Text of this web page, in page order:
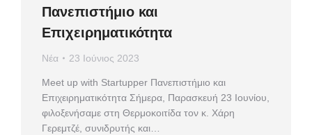
Πανεπιστήμιο και
Επιχειρηματικότητα
Νέα 23 Ιούνιος 2023
Meet up with Startupper Πανεπιστήμιο και
Επιχειρηματικότητα Σήμερα, Παρασκευή 23 Ιουνίου,
φιλοξενήσαμε στη Θερμοκοιτίδα τον κ. Χάρη
Γερεμτζέ, συνιδρυτής και…